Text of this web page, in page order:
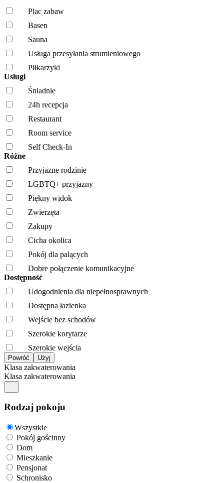
Plac zabaw
Basen
Sauna
Usługa przesyłania strumieniowego
Piłkarzyki
Usługi
Śniadnie
24h recepcja
Restaurant
Room service
Self Check-In
Różne
Przyjazne rodzinie
LGBTQ+ przyjazny
Piękny widok
Zwierzęta
Zakupy
Cicha okolica
Pokój dla palących
Dobre połączenie komunikacyjne
Dostępność
Udogodnienia dla niepełnosprawnych
Dostępna łazienka
Wejście bez schodów
Szerokie korytarze
Szerokie wejścia
Klasa zakwaterowania
Klasa zakwaterowania
Rodzaj pokoju
Wszystkie
Pokój gościnny
Dom
Mieszkanie
Pensjonat
Schronisko